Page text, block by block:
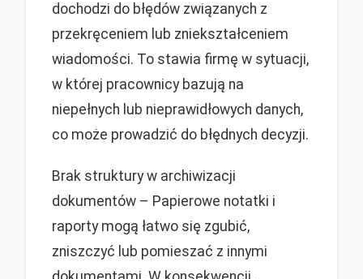
dochodzi do błędów związanych z
przekręceniem lub zniekształceniem
wiadomości. To stawia firmę w sytuacji,
w której pracownicy bazują na
niepełnych lub nieprawidłowych danych,
co może prowadzić do błędnych decyzji.
Brak struktury w archiwizacji
dokumentów – Papierowe notatki i
raporty mogą łatwo się zgubić,
zniszczyć lub pomieszać z innymi